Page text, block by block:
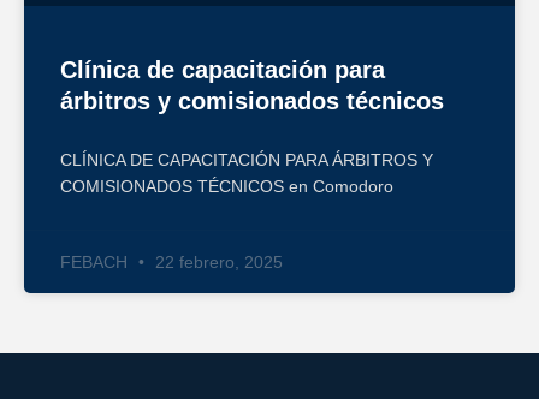
Clínica de capacitación para
árbitros y comisionados técnicos
CLÍNICA DE CAPACITACIÓN PARA ÁRBITROS Y
COMISIONADOS TÉCNICOS en Comodoro
FEBACH 22 febrero, 2025